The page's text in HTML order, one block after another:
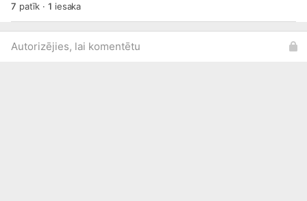
7 patīk ·1 iesaka
Autorizējies, lai komentētu